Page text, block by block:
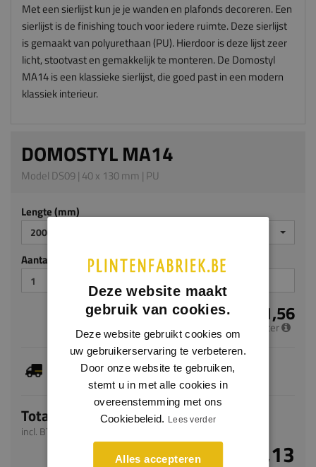
Met een sierlijst kun je je wanden en plafonds decoreren. Een
sierlijst is de finishing touch voor iedere ruimte. Deze sierlijst
is gemaakt van polyurethaan (PU). Hierdoor is deze lijst zeer
licht, stootvast en gemakkelijk te monteren. De Domostyl
MA14 is een klassieke sierlijst, die goed past in een modern
klassiek interieur.
DOMOSTYL MA14
Model DS09 | 40 x 130 mm | PU
Lengte (mm)
2000
Aantal stuks
€ 41,56
per meter
Dit artikel is voorradig, de verwachte levertijd
bedraagt 1-3 werkdagen
Totaal
incl. BTW
€ 83,13
Deze website maakt
gebruik van cookies.
Deze website gebruikt cookies om
uw gebruikerservaring te verbeteren.
Door onze website te gebruiken,
stemt u in met alle cookies in
overeenstemming met ons
Cookiebeleid. Lees verder
Alles accepteren